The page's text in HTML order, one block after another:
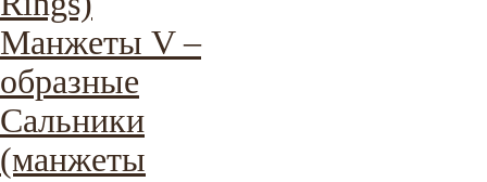
Манжеты V –
образные
Сальники
(манжеты